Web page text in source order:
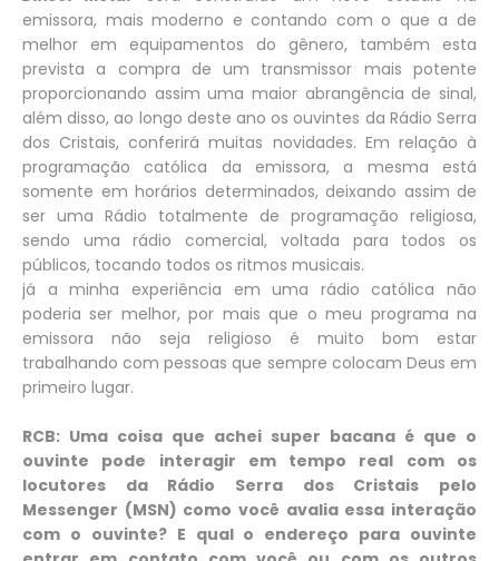
emissora, mais moderno e contando com o que a de
melhor em equipamentos do gênero, também esta
prevista a compra de um transmissor mais potente
proporcionando assim uma maior abrangência de sinal,
além disso, ao longo deste ano os ouvintes da Rádio Serra
dos Cristais, conferirá muitas novidades. Em relação à
programação católica da emissora, a mesma está
somente em horários determinados, deixando assim de
ser uma Rádio totalmente de programação religiosa,
sendo uma rádio comercial, voltada para todos os
públicos, tocando todos os ritmos musicais.
já a minha experiência em uma rádio católica não
poderia ser melhor, por mais que o meu programa na
emissora não seja religioso é muito bom estar
trabalhando com pessoas que sempre colocam Deus em
primeiro lugar.
RCB: Uma coisa que achei super bacana é que o
ouvinte pode interagir em tempo real com os
locutores da Rádio Serra dos Cristais pelo
Messenger (MSN) como você avalia essa interação
com o ouvinte? E qual o endereço para ouvinte